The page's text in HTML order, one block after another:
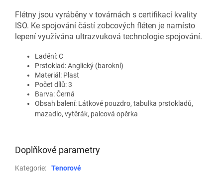
Flétny jsou vyráběny v továrnách s certifikací kvality
ISO. Ke spojování částí zobcových fléten je namísto
lepení využívána ultrazvuková technologie spojování.
Ladění: C
Prstoklad: Anglický (barokní)
Materiál: Plast
Počet dílů: 3
Barva: Černá
Obsah balení: Látkové pouzdro, tabulka prstokladů,
mazadlo, vytěrák, palcová opěrka
Doplňkové parametry
Kategorie:
Tenorové